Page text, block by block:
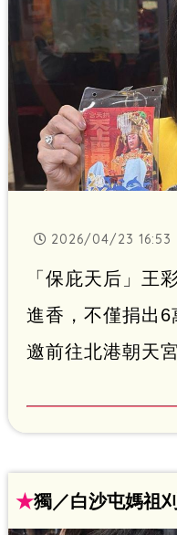
下才撿回一命。
2026/04/23 16:53
「保庇天后」王
進香，不僅捐出
邀前往北港朝天
誦讀疏文儀式。
了長時間誦讀做
★獨／白沙屯媽祖